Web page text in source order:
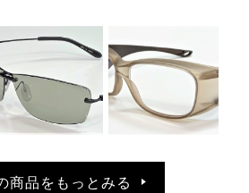
商品をもっとみる